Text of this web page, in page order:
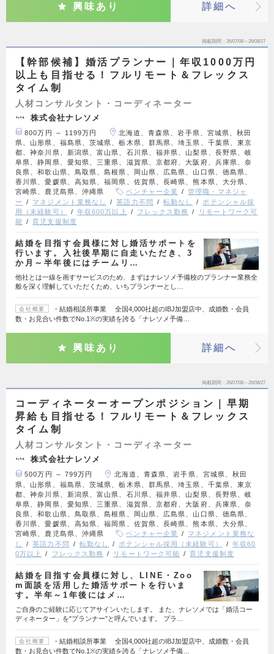
興味あり 詳細へ
掲載期間 26/07/08～26/08/27
【幹部候補】婚活プランナー｜年収1000万円
以上も目指せる！フルリモート＆フレックス
タイム制
人材コンサルタント・コーディネーター
株式会社ナレソメ
800万円 ～ 1199万円
北海道、青森県、岩手県、宮城県、秋田
県、山形県、福島県、茨城県、栃木県、群馬県、埼玉県、千葉県、東京
都、神奈川県、新潟県、富山県、石川県、福井県、山梨県、長野県、岐
阜県、静岡県、愛知県、三重県、滋賀県、京都府、大阪府、兵庫県、奈
良県、和歌山県、鳥取県、島根県、岡山県、広島県、山口県、徳島県、
香川県、愛媛県、高知県、福岡県、佐賀県、長崎県、熊本県、大分県、
宮崎県、鹿児島県、沖縄県
ベンチャー企業
管理職・マネジャ
ー
マネジメント業務なし 英語力不問 転勤なし
ポテンシャル採
用（未経験可）
年収600万以上 フレックス勤務
リモートワーク可
能
育児支援制度
結婚を目指す会員様に対し婚活サポートを
行います。入社後早期に自走いただき、3
か月～半年後にはチームリ…
他社とは一線を画すサービスのため、まずはナレソメ予備校のプランナー業務全
般を深く理解していただくため、いちプランナーとし…
会社概要
・結婚相談所事業 全国4,000社超のIBJ加盟店中、成婚数・会員
数・お見合い件数でNo.1※の実績を誇る「ナレソメ予備…
興味あり 詳細へ
掲載期間 26/07/08～26/08/27
コーディネーターオープンポジション｜早期
昇給も目指せる！フルリモート＆フレックス
タイム制
人材コンサルタント・コーディネーター
株式会社ナレソメ
500万円 ～ 799万円
北海道、青森県、岩手県、宮城県、秋田
県、山形県、福島県、茨城県、栃木県、群馬県、埼玉県、千葉県、東京
都、神奈川県、新潟県、富山県、石川県、福井県、山梨県、長野県、岐
阜県、静岡県、愛知県、三重県、滋賀県、京都府、大阪府、兵庫県、奈
良県、和歌山県、鳥取県、島根県、岡山県、広島県、山口県、徳島県、
香川県、愛媛県、高知県、福岡県、佐賀県、長崎県、熊本県、大分県、
宮崎県、鹿児島県、沖縄県
ベンチャー企業
マネジメント業務な
し
英語力不問 転勤なし ポテンシャル採用（未経験可）
年収60
0万以上
フレックス勤務 リモートワーク可能 育児支援制度
結婚を目指す会員様に対し、LINE・Zoo
m面談を活用した婚活サポートを行いま
す。半年～1年後にはメ…
ご自身のご経験に応じてアサインいたします。 また、ナレソメでは「婚活コー
ディネーター」を"プランナー”と呼んでいます。 プラ…
会社概要
・結婚相談所事業 全国4,000社超のIBJ加盟店中、成婚数・会員
数・お見合い件数でNo.1※の実績を誇る「ナレソメ予備…